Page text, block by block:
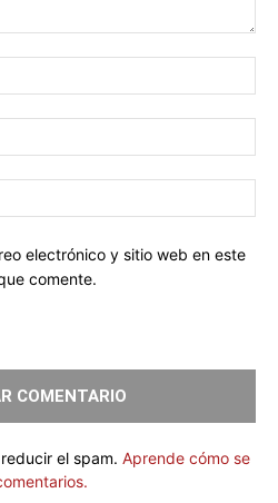
electrónico y sitio web en este
comente.
el spam. Aprende cómo se